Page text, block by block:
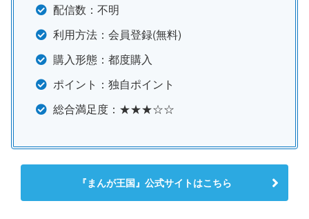
配信数：不明
利用方法：会員登録(無料)
購入形態：都度購入
ポイント：独自ポイント
総合満足度：★★★☆☆
『まんが王国』公式サイトはこちら